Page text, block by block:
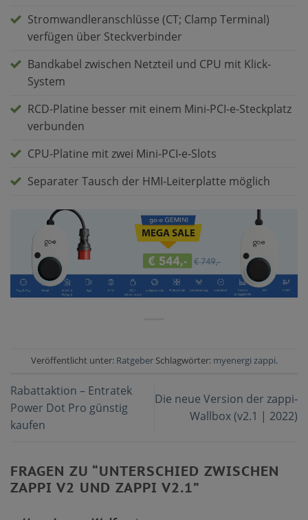
Stromwandleranschlüsse (CT; Clamp Terminal)
verfügen über Steckverbinder
Bandkabel zwischen Netzteil und CPU mit Klick-
System
RCD-Platine besser mit einem Mini-PCI-e-Steckplatz
verbunden
CPU-Platine mit zwei Mini-PCI-e-Slots
Separater Tausch der HMI-Leiterplatte möglich
Veröffentlicht unter: RatgeberSchlagwörter: myenergi zappi.
Rabattaktion – Entratek
Power Dot Pro günstig
kaufen
Die neue Version der zappi-
Wallbox (v2.1 | 2022)
FRAGEN ZU “UNTERSCHIED ZWISCHEN
ZAPPI V2 UND ZAPPI V2.1”